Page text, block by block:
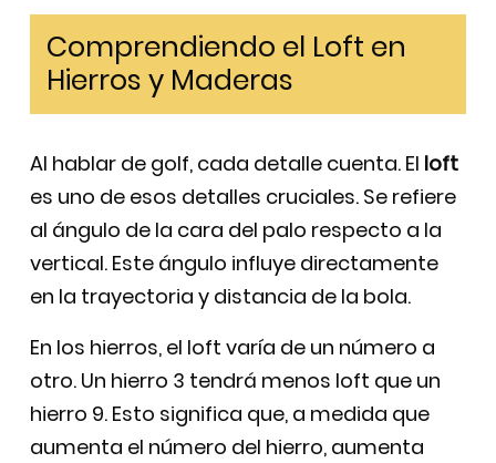
Comprendiendo el Loft en
Hierros y Maderas
Al hablar de golf, cada detalle cuenta. El loft
es uno de esos detalles cruciales. Se refiere
al ángulo de la cara del palo respecto a la
vertical. Este ángulo influye directamente
en la trayectoria y distancia de la bola.
En los hierros, el loft varía de un número a
otro. Un hierro 3 tendrá menos loft que un
hierro 9. Esto significa que, a medida que
aumenta el número del hierro, aumenta